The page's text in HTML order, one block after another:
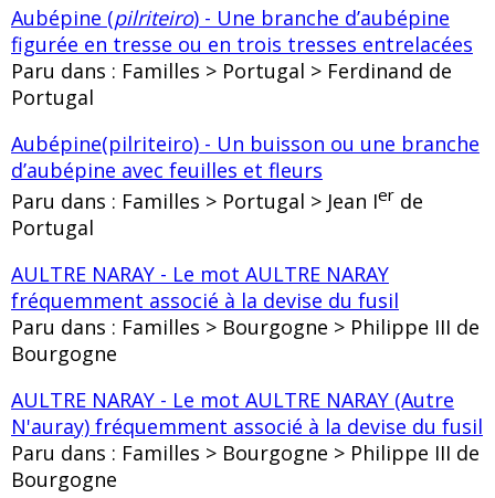
Aubépine (pilriteiro) - Une branche d’aubépine
figurée en tresse ou en trois tresses entrelacées
Paru dans : Familles > Portugal > Ferdinand de
Portugal
Aubépine(pilriteiro) - Un buisson ou une branche
d’aubépine avec feuilles et fleurs
Paru dans : Familles > Portugal > Jean Ier de
Portugal
AULTRE NARAY - Le mot AULTRE NARAY
fréquemment associé à la devise du fusil
Paru dans : Familles > Bourgogne > Philippe III de
Bourgogne
AULTRE NARAY - Le mot AULTRE NARAY (Autre
N'auray) fréquemment associé à la devise du fusil
Paru dans : Familles > Bourgogne > Philippe III de
Bourgogne